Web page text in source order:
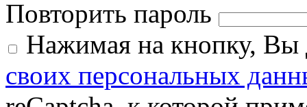
Повторить пароль
Нажимая на кнопку, Вы
своих персональных